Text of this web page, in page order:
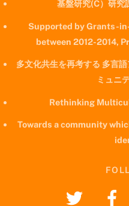
基盤研究(C）研
Supported by Grants-
between 2012-2014,
多文化共生を再考する 多言
ミュニ
Rethinking
Towards a community